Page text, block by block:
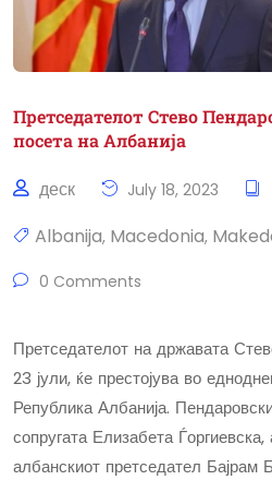
Претседателот Стево
посета на Албанија
деск July 18, 2023
Albanija, Macedonia,
0 Comments
Претседателот на државата
23 јули, ќе престојува во
Република Албанија.
сопругата Елизабета
албанскиот претседател Бајрам